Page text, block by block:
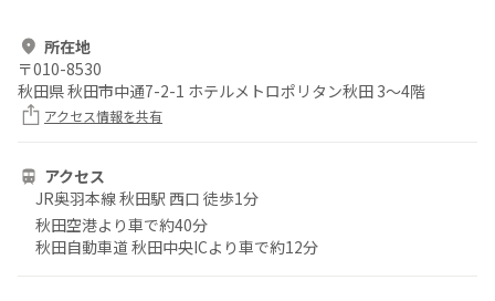
所在地
〒010-8530
秋田県 秋田市中通7-2-1 ホテルメトロポリタン秋田 3～4階
アクセス情報を共有
アクセス
JR奥羽本線 秋田駅 西口 徒歩1分
秋田空港より車で約40分
秋田自動車道 秋田中央ICより車で約12分